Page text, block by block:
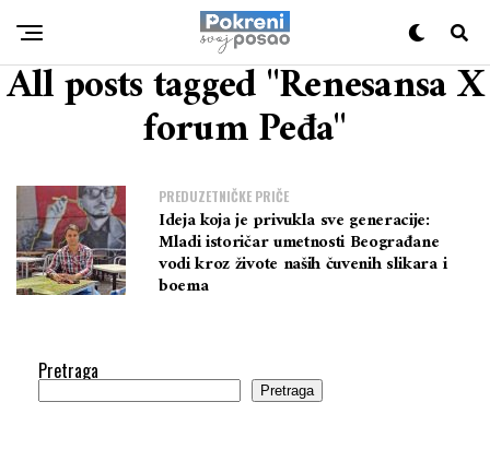
All posts tagged "Renesansa X
forum Peđa"
PREDUZETNIČKE PRIČE
Ideja koja je privukla sve generacije:
Mladi istoričar umetnosti Beograđane
vodi kroz živote naših čuvenih slikara i
boema
Pretraga
Pretraga